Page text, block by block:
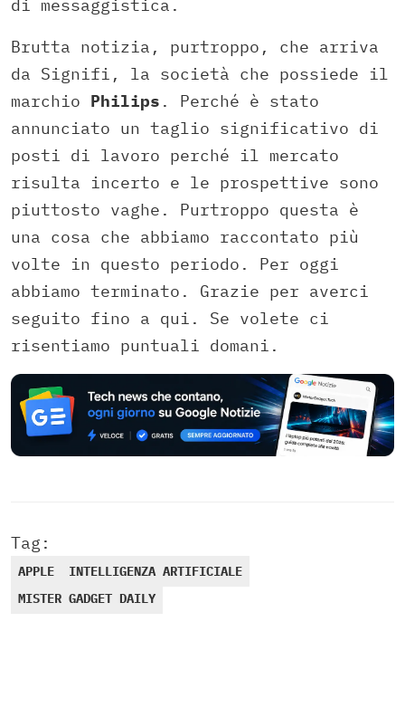
di messaggistica.
Brutta notizia, purtroppo, che arriva
da Signifi, la società che possiede il
marchio Philips . Perché è stato
annunciato un taglio significativo di
posti di lavoro perché il mercato
risulta incerto e le prospettive sono
piuttosto vaghe. Purtroppo questa è
una cosa che abbiamo raccontato più
volte in questo periodo. Per oggi
abbiamo terminato. Grazie per averci
seguito fino a qui. Se volete ci
risentiamo puntuali domani.
Tag:
APPLE
INTELLIGENZA ARTIFICIALE
MISTER GADGET DAILY